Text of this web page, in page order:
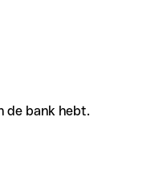
de bank hebt.